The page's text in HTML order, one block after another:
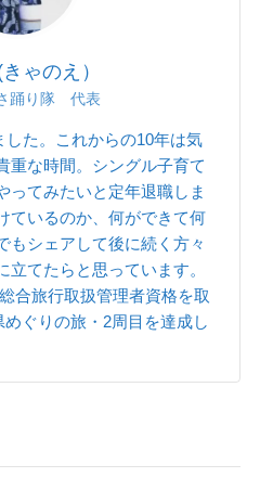
ゃのえ）
踊り隊 代表
した。これからの10年は気
重な時間。シングル子育て
ってみたいと定年退職しま
ているのか、何ができて何
もシェアして後に続く方々
てたらと思っています。
合旅行取扱管理者資格を取
ぐりの旅・2周目を達成し